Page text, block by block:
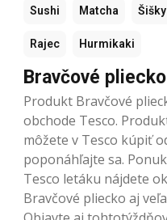
Sushi Matcha Šišky
Rajec Hurmikaki
Bravčové
Produkt Bravčové
obchode Tesco.
môžete v Tesco kúpiť
poponáhľajte sa.
Tesco letáku nájdete
Bravčové pliecko aj